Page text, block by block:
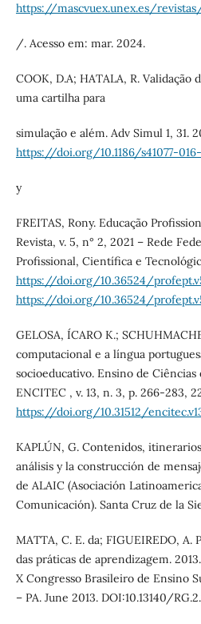
https://mascvuex.unex.es/
/. Acesso em: mar. 2024.
COOK, D.A; HATALA, R. Validação
uma cartilha para
simulação e além. Adv Simul 1, 31.
https://doi.org/10.1186/s41077-
y
FREITAS, Rony. Educação
Revista, v. 5, n° 2, 2021 – Rede
Profissional, Científica e
https://doi.org/10.36524/
https://doi.org/10.36524/
GELOSA, ÍCARO K.;
computacional e a língua
socioeducativo. Ensino de
ENCITEC , v. 13, n. 3, p. 266-283,
https://doi.org/10.31512/
KAPLÚN, G. Contenidos,
análisis y la construcción de
de ALAIC (Asociación
Comunicación). Santa Cruz de la
MATTA, C. E. da; FIGUEIREDO, A.
das práticas de aprendizagem.
X Congresso Brasileiro de Ensino
– PA. June 2013. DOI:10.13140/